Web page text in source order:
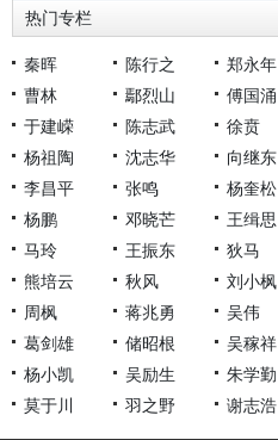
热门专栏
秦晖 陈行之 郑永年
曹林
鄢烈山 傅国涌
于建嵘
陈志武 徐贲
杨祖陶
沈志华 向继东
李昌平
张鸣 杨奎松
杨鹏
邓晓芒 王缉思
马玲
王振东 狄马
熊培云
秋风 刘小枫
周枫
蒋兆勇 吴伟
葛剑雄
储昭根 吴稼祥
杨小凯
吴励生 朱学勤
莫于川
羽之野 谢志浩